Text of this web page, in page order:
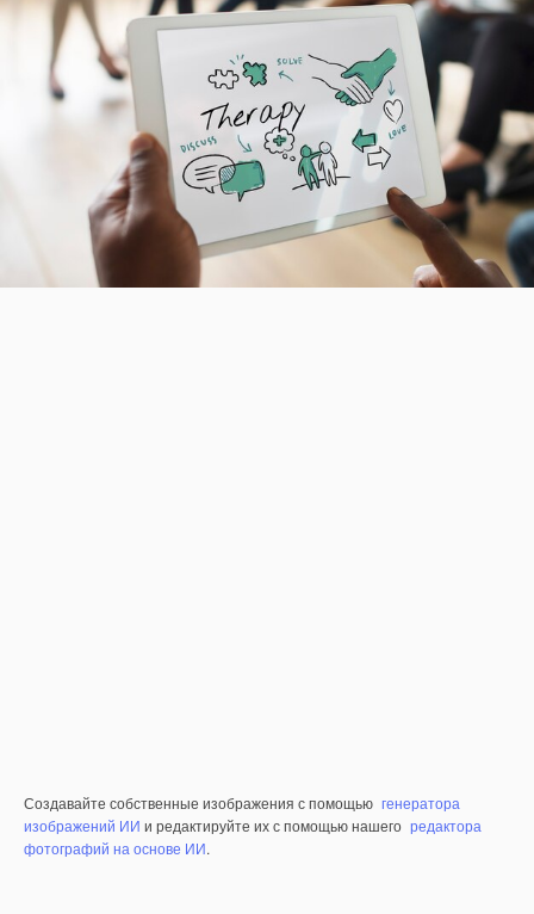
Создавайте собственные изображения с помощью генератора
изображений ИИ и редактируйте их с помощью нашего редактора
фотографий на основе ИИ.